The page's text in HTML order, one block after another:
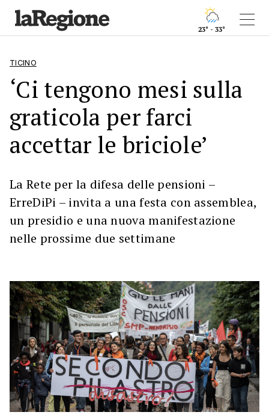
23° - 33°
TICINO
‘Ci tengono mesi sulla
graticola per farci
accettar le briciole’
La Rete per la difesa delle pensioni –
ErreDiPi – invita a una festa con assemblea,
un presidio e una nuova manifestazione
nelle prossime due settimane